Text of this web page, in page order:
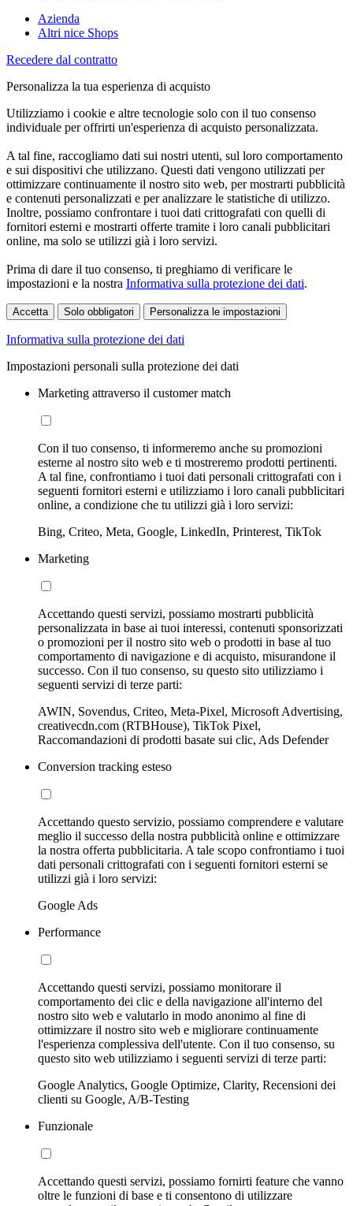
Azienda
Altri nice Shops
Recedere dal contratto
Personalizza la tua esperienza di acquisto
Utilizziamo i cookie e altre tecnologie solo con il tuo consenso
individuale per offrirti un'esperienza di acquisto personalizzata.
A tal fine, raccogliamo dati sui nostri utenti, sul loro comportamento
e sui dispositivi che utilizzano. Questi dati vengono utilizzati per
ottimizzare continuamente il nostro sito web, per mostrarti pubblicità
e contenuti personalizzati e per analizzare le statistiche di utilizzo.
Inoltre, possiamo confrontare i tuoi dati crittografati con quelli di
fornitori esterni e mostrarti offerte tramite i loro canali pubblicitari
online, ma solo se utilizzi già i loro servizi.
Prima di dare il tuo consenso, ti preghiamo di verificare le
impostazioni e la nostra Informativa sulla protezione dei dati.
Accetta Solo obbligatori Personalizza le impostazioni
Informativa sulla protezione dei dati
Impostazioni personali sulla protezione dei dati
Marketing attraverso il customer match
Con il tuo consenso, ti informeremo anche su promozioni
esterne al nostro sito web e ti mostreremo prodotti pertinenti.
A tal fine, confrontiamo i tuoi dati personali crittografati con i
seguenti fornitori esterni e utilizziamo i loro canali pubblicitari
online, a condizione che tu utilizzi già i loro servizi:
Bing, Criteo, Meta, Google, LinkedIn, Printerest, TikTok
Marketing
Accettando questi servizi, possiamo mostrarti pubblicità
personalizzata in base ai tuoi interessi, contenuti sponsorizzati
o promozioni per il nostro sito web o prodotti in base al tuo
comportamento di navigazione e di acquisto, misurandone il
successo. Con il tuo consenso, su questo sito utilizziamo i
seguenti servizi di terze parti:
AWIN, Sovendus, Criteo, Meta-Pixel, Microsoft Advertising,
creativecdn.com (RTBHouse), TikTok Pixel,
Raccomandazioni di prodotti basate sui clic, Ads Defender
Conversion tracking esteso
Accettando questo servizio, possiamo comprendere e valutare
meglio il successo della nostra pubblicità online e ottimizzare
la nostra offerta pubblicitaria. A tale scopo confrontiamo i tuoi
dati personali crittografati con i seguenti fornitori esterni se
utilizzi già i loro servizi:
Google Ads
Performance
Accettando questi servizi, possiamo monitorare il
comportamento dei clic e della navigazione all'interno del
nostro sito web e valutarlo in modo anonimo al fine di
ottimizzare il nostro sito web e migliorare continuamente
l'esperienza complessiva dell'utente. Con il tuo consenso, su
questo sito web utilizziamo i seguenti servizi di terze parti:
Google Analytics, Google Optimize, Clarity, Recensioni dei
clienti su Google, A/B-Testing
Funzionale
Accettando questi servizi, possiamo fornirti feature che vanno
oltre le funzioni di base e ti consentono di utilizzare